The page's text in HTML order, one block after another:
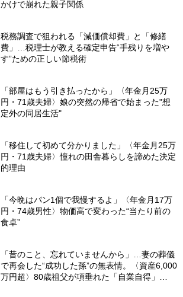
かけで崩れた親子関係
税務調査で狙われる「減価償却費」と「修繕
費」…税理士が教える確定申告“手残りを増や
す”ための正しい節税術
「部屋はもう引き払ったから」〈年金月25万
円・71歳夫婦〉娘の突然の帰省で始まった"想
定外の同居生活"
「移住して初めて分かりました」〈年金月25万
円・71歳夫婦〉憧れの田舎暮らしを諦めた決定
的理由
「今晩はパン1個で我慢するよ」〈年金月17万
円・74歳男性〉物価高で変わった“当たり前の
食卓”
「昔のこと、忘れていませんから」…妻の葬儀
で再会した“成功した孫”の無表情。〈資産6,000
万円超〉80歳祖父が項垂れた「自業自得」